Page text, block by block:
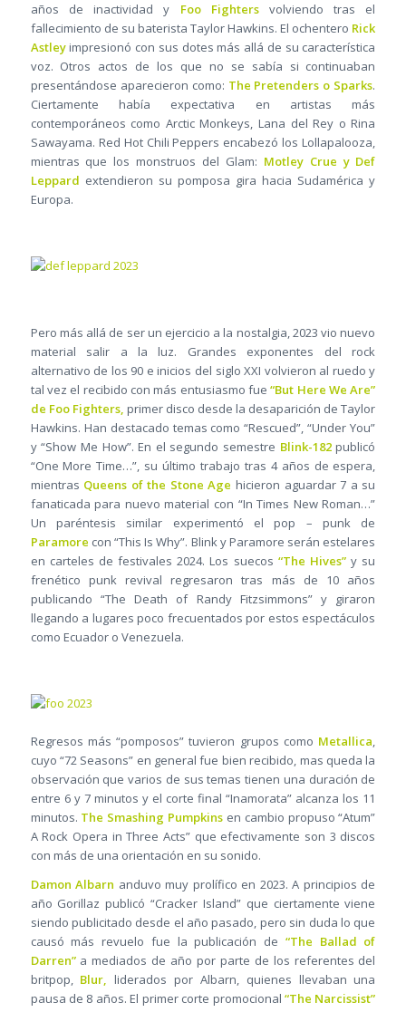
años de inactividad y Foo Fightersvolviendo tras el
fallecimiento de su baterista Taylor Hawkins. El ochentero Rick
Astleyimpresionó con sus dotes más allá de su característica
voz. Otros actos de los que no se sabía si continuaban
presentándose aparecieron como: The Pretenders o Sparks.
Ciertamente había expectativa en artistas más
contemporáneos como Arctic Monkeys, Lana del Rey o Rina
Sawayama. Red Hot Chili Peppers encabezó los Lollapalooza,
mientras que los monstruos del Glam: Motley Crue y Def
Leppard extendieron su pomposa gira hacia Sudamérica y
Europa.
Pero más allá de ser un ejercicio a la nostalgia, 2023 vio nuevo
material salir a la luz. Grandes exponentes del rock
alternativo de los 90 e inicios del siglo XXI volvieron al ruedo y
tal vez el recibido con más entusiasmo fue“But Here We Are”
de Foo Fighters, primer disco desde la desaparición de Taylor
Hawkins. Han destacado temas como “Rescued”, “Under You”
y “Show Me How”. En el segundo semestre Blink-182publicó
“One More Time…”, su último trabajo tras 4 años de espera,
mientras Queens of the Stone Age hicieron aguardar 7 a su
fanaticada para nuevo material con “In Times New Roman…”
Un paréntesis similar experimentó el pop – punk de
Paramore con “This Is Why”. Blink y Paramore serán estelares
en carteles de festivales 2024. Los suecos “The Hives” y su
frenético punk revival regresaron tras más de 10 años
publicando “The Death of Randy Fitzsimmons” y giraron
llegando a lugares poco frecuentados por estos espectáculos
como Ecuador o Venezuela.
Regresos más “pomposos” tuvieron grupos como Metallica,
cuyo “72 Seasons” en general fue bien recibido, mas queda la
observación que varios de sus temas tienen una duración de
entre 6 y 7 minutos y el corte final “Inamorata” alcanza los 11
minutos. The Smashing Pumpkins en cambio propuso “Atum”
A Rock Opera in Three Acts” que efectivamente son 3 discos
con más de una orientación en su sonido.
Damon Albarn anduvo muy prolífico en 2023. A principios de
año Gorillaz publicó “Cracker Island” que ciertamente viene
siendo publicitado desde el año pasado, pero sin duda lo que
causó más revuelo fue la publicación de “The Ballad of
Darren”a mediados de año por parte de los referentes del
britpop, Blur, liderados por Albarn, quienes llevaban una
pausa de 8 años. El primer corte promocional “The Narcissist”